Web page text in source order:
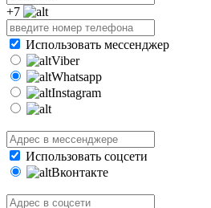
+7
Использовать мессенджер
Viber
Whatsapp
Instagram
Использовать соцсети
Вконтакте